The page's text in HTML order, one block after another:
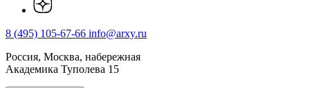
8 (495) 105-67-66 info@arxy.ru
Россия, Москва, набережная
Академика Туполева 15